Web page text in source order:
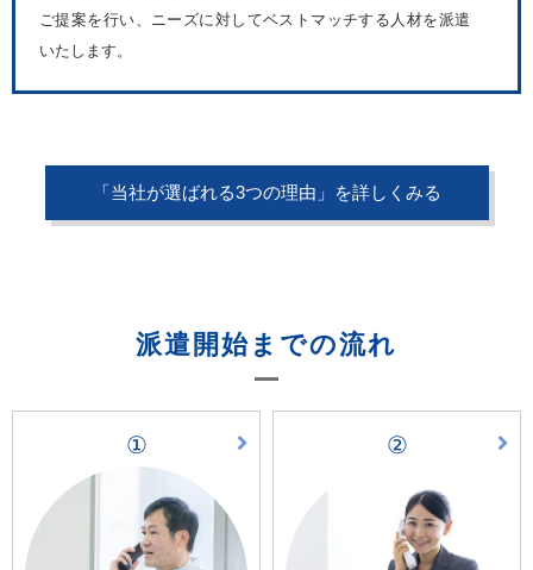
ご提案を行い、ニーズに対してベストマッチする人材を派遣
いたします。
「当社が選ばれる3つの理由」を詳しくみる
派遣開始までの流れ
① ②